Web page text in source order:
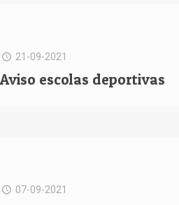
21-09-2021
Aviso escolas deportivas
07-09-2021